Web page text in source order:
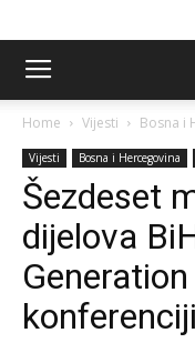
Home Vijesti Bosna i
Vijesti Bosna i Hercegovina
Šezdeset
dijelova
konferenciji